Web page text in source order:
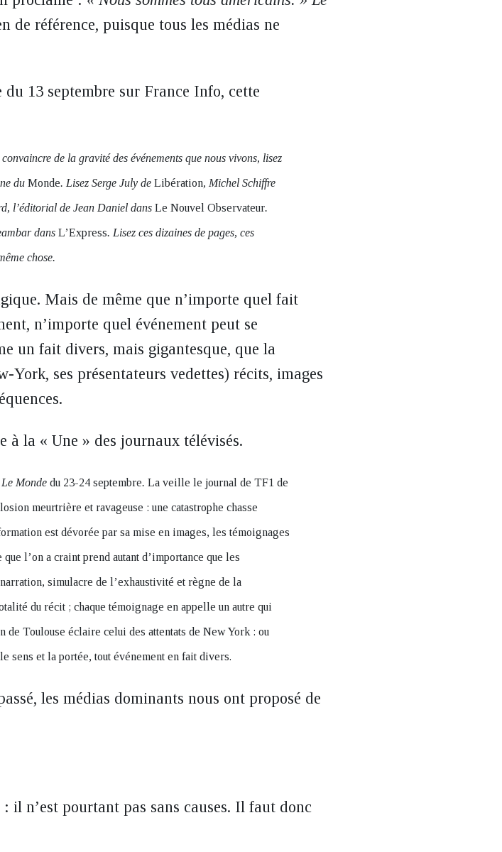
référence, puisque tous les médias ne
13 septembre sur France Info, cette
de la gravité des événements que nous vivons, lisez
du Monde. Lisez Serge July de Libération, Michel Schiffre
l’éditorial de Jean Daniel dans Le Nouvel Observateur.
dans L’Express. Lisez ces dizaines de pages, ces
chose.
Mais de même que n’importe quel fait
n’importe quel événement peut se
un fait divers, mais gigantesque, que la
York, ses présentateurs vedettes) récits, images
à la « Une » des journaux télévisés.
Le Monde du 23-24 septembre. La veille le journal de TF1 de
meurtrière et ravageuse : une catastrophe chasse
est dévorée par sa mise en images, les témoignages
l’on a craint prend autant d’importance que les
simulacre de l’exhaustivité et règne de la
du récit ; chaque témoignage en appelle un autre qui
Toulouse éclaire celui des attentats de New York : ou
sens et la portée, tout événement en fait divers.
les médias dominants nous ont proposé de
il n’est pourtant pas sans causes. Il faut donc